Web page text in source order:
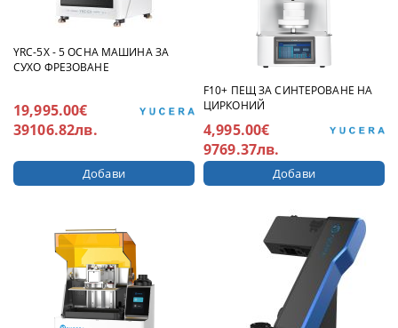
YRC-5X - 5 ОСНА МАШИНА ЗА
СУХО ФРЕЗОВАНЕ
19,995.00€
39106.82лв.
F10+ ПЕЩ ЗА СИНТЕРОВАНЕ НА
ЦИРКОНИЙ
4,995.00€
9769.37лв.